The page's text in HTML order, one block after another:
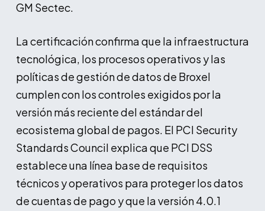
GM Sectec.
La certificación confirma que la infraestructura
tecnológica, los procesos operativos y las
políticas de gestión de datos de Broxel
cumplen con los controles exigidos por la
versión más reciente del estándar del
ecosistema global de pagos. El PCI Security
Standards Council explica que PCI DSS
establece una línea base de requisitos
técnicos y operativos para proteger los datos
de cuentas de pago y que la versión 4.0.1